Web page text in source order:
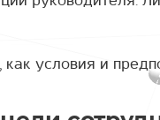
условия и